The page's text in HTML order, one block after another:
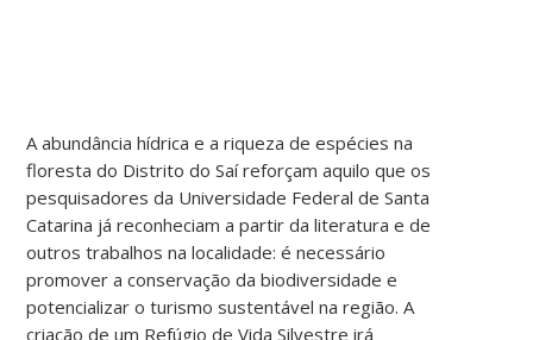
A abundância hídrica e a riqueza de espécies na
floresta do Distrito do Saí reforçam aquilo que os
pesquisadores da Universidade Federal de Santa
Catarina já reconheciam a partir da literatura e de
outros trabalhos na localidade: é necessário
promover a conservação da biodiversidade e
potencializar o turismo sustentável na região. A
criação de um Refúgio de Vida Silvestre irá